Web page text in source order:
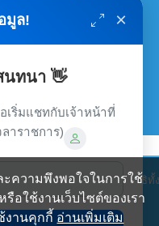
มูล! ×
นทนา 👋
ริ่มแชทกับเจ้าหน้าที่
ลาราชการ)
นื่องมาจากพระราชดำริ
ยแดนภาคใต้ ศอ.บต.
วนตำบลแก้ง ขอสงวนไว้ซึ่งสิทธิ
ความพึงพอใจในการใช้
อใช้งานเว็บไซต์ของเรา
งานคุกกี้ อ่านเพิ่มเติม